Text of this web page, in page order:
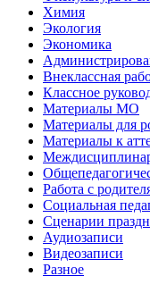
Химия
Экология
Экономика
Внеклассная
Классное
Материалы МО
Материалы для
Материалы к
Работа с
Социальная
Сценарии
Аудиозаписи
Видеозаписи
Разное